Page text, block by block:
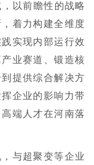
以前瞻性的战略
着力构建全维度
实现内部运行效
业赛道、锻造核
提供综合解决方
企业的影响力带
端人才在河南落
与超聚变等企业